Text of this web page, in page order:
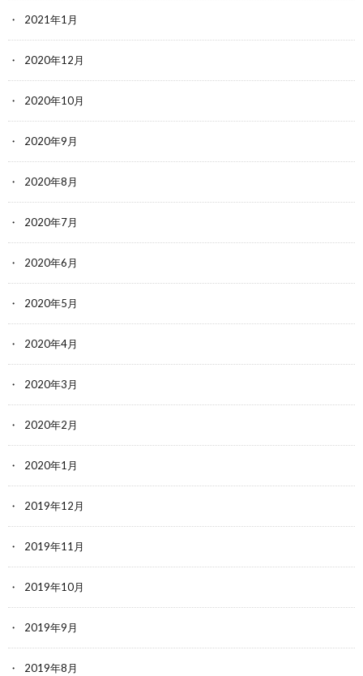
2021年1月
2020年12月
2020年10月
2020年9月
2020年8月
2020年7月
2020年6月
2020年5月
2020年4月
2020年3月
2020年2月
2020年1月
2019年12月
2019年11月
2019年10月
2019年9月
2019年8月